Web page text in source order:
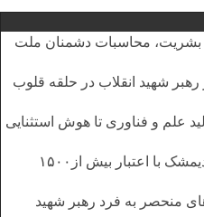
بشریت، محاسبات دشمنان ملت
شهید انقلاب در حلقه قلوب
علم و فناوری تا هوش استثنایی
اجرای ۵ طرح آبرسانی در اندیمشک با اعتبار بیش از۱۵۰۰
منحصر به فرد رهبر شهید